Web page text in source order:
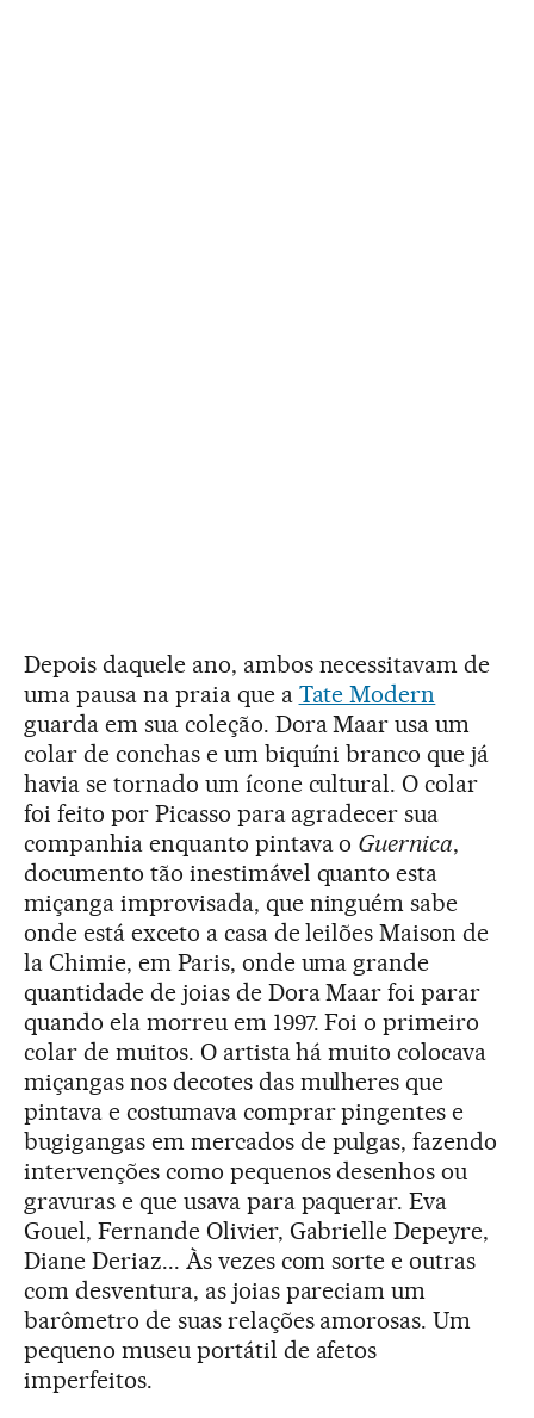
Depois daquele ano, ambos necessitavam de
uma pausa na praia que a Tate Modern
guarda em sua coleção. Dora Maar usa um
colar de conchas e um biquíni branco que já
havia se tornado um ícone cultural. O colar
foi feito por Picasso para agradecer sua
companhia enquanto pintava o Guernica,
documento tão inestimável quanto esta
miçanga improvisada, que ninguém sabe
onde está exceto a casa de leilões Maison de
la Chimie, em Paris, onde uma grande
quantidade de joias de Dora Maar foi parar
quando ela morreu em 1997. Foi o primeiro
colar de muitos. O artista há muito colocava
miçangas nos decotes das mulheres que
pintava e costumava comprar pingentes e
bugigangas em mercados de pulgas, fazendo
intervenções como pequenos desenhos ou
gravuras e que usava para paquerar. Eva
Gouel, Fernande Olivier, Gabrielle Depeyre,
Diane Deriaz... Às vezes com sorte e outras
com desventura, as joias pareciam um
barômetro de suas relações amorosas. Um
pequeno museu portátil de afetos
imperfeitos.